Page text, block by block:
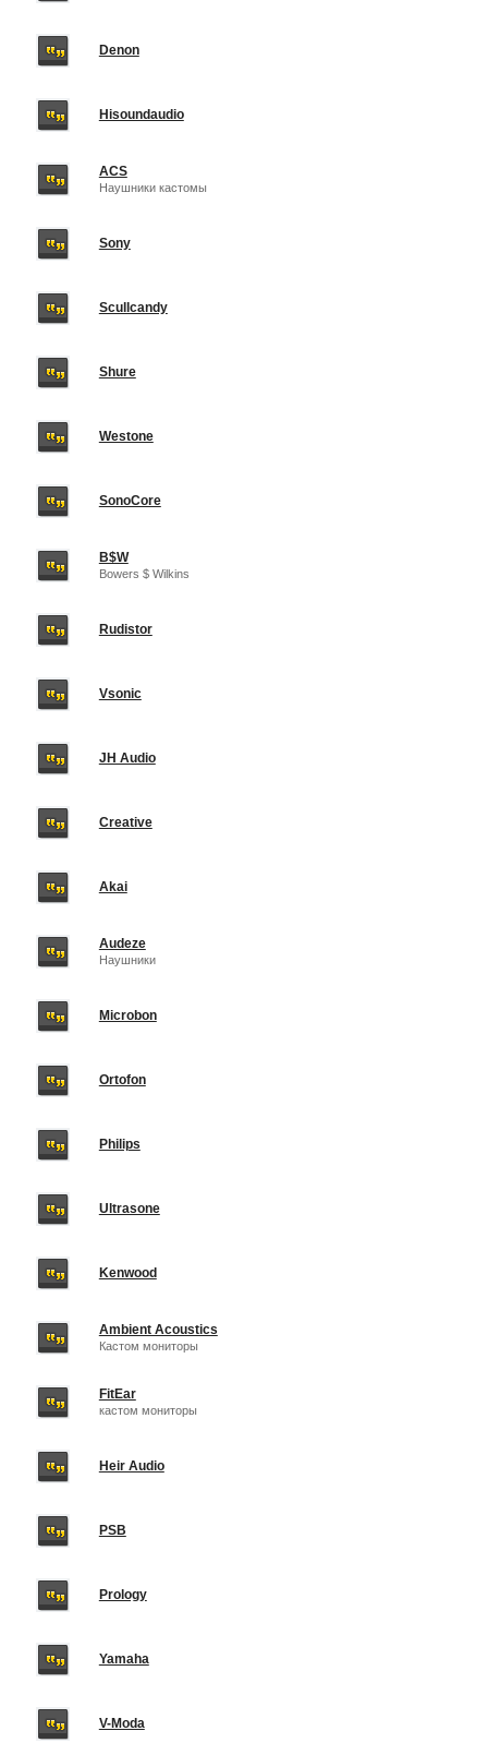
Denon
Hisoundaudio
ACS
Наушники кастомы
Sony
Scullcandy
Shure
Westone
SonoCore
B$W
Bowers $ Wilkins
Rudistor
Vsonic
JH Audio
Creative
Akai
Audeze
Наушники
Microbon
Ortofon
Philips
Ultrasone
Kenwood
Ambient Acoustics
Кастом мониторы
FitEar
кастом мониторы
Heir Audio
PSB
Prology
Yamaha
V-Moda